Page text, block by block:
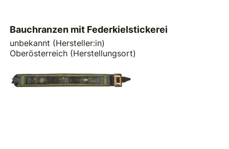
Bauchranzen mit Federkielstickerei
unbekannt (Hersteller:in)
Oberösterreich (Herstellungsort)